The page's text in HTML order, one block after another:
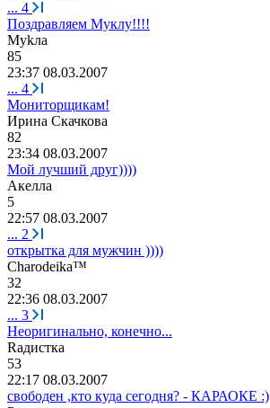
... 4
Поздравляем Муклу!!!!
Мykла
85
23:37 08.03.2007
... 4
Мониторщикам!
Ирина Скачкова
82
23:34 08.03.2007
Мой лучший друг))))
Акелла
5
22:57 08.03.2007
... 2
открытка для мужчин ))))
Charodeika™
32
22:36 08.03.2007
... 3
Неоригинально, конечно...
Rадистка
53
22:17 08.03.2007
свободен ,кто куда сегодня? - КАРАОКЕ :)